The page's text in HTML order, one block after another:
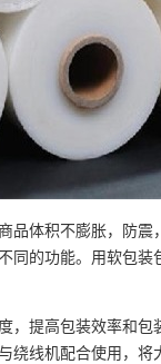
体积不膨胀，防
的功能。用软包
提高包装效率和
线机配合使用，